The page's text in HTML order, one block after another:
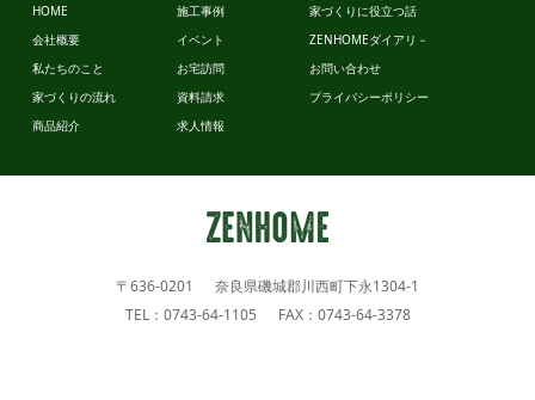
ビュッフェ
スタイル
HOME
会社概要
私たちのこと
家づくりの流れ
商品紹介
施工事例
イベント
お宅訪問
資料請求
求人情報
家づくりに役立つ話
ZENHOMEダイアリ－
お問い合わせ
プライバシーポリシー
〒636-0201 奈良県磯城郡川西町下永1304-1
TEL：0743-64-1105 FAX：0743-64-3378